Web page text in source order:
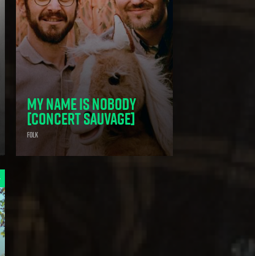
My Name is Nobody
[concert sauvage]
Folk